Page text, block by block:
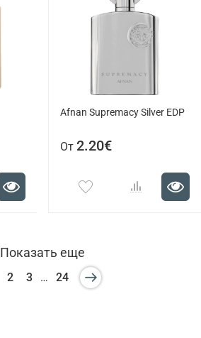
Afnan Supremacy Silver EDP
От 2.20€
Показать еще
2 3 … 24